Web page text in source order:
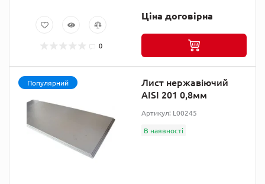
0
Ціна договірна
Популярний
Лист нержавіючий
AISI 201 0,8мм
Артикул: L00245
В наявності